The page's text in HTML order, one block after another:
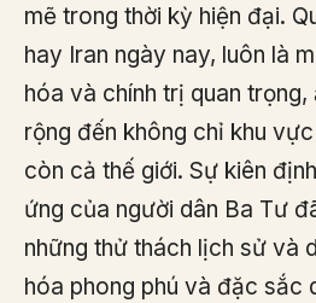
mẽ trong thời kỳ hiện đại.
hay Iran ngày nay, luôn là
hóa và chính trị quan trọng,
rộng đến không chỉ khu
còn cả thế giới. Sự kiên
ứng của người dân Ba Tư
những thử thách lịch sử và
hóa phong phú và đặc sắc